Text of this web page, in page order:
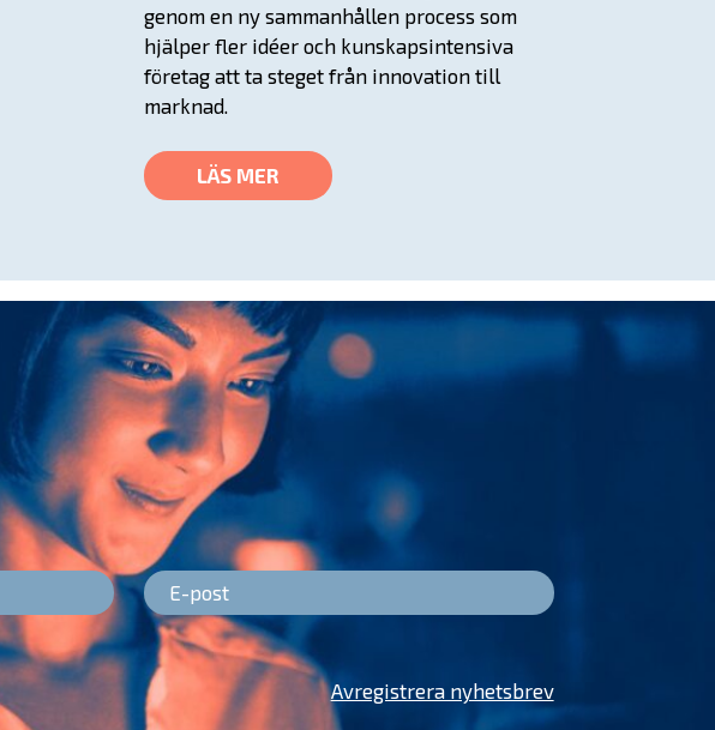
genom en ny sammanhållen process som
hjälper fler idéer och kunskapsintensiva
företag att ta steget från innovation till
marknad.
LÄS MER
Avregistrera nyhetsbrev